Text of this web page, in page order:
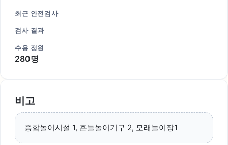
최근 안전검사
검사 결과
수용 정원
280명
비고
종합놀이시설 1, 흔들놀이기구 2, 모래놀이장1